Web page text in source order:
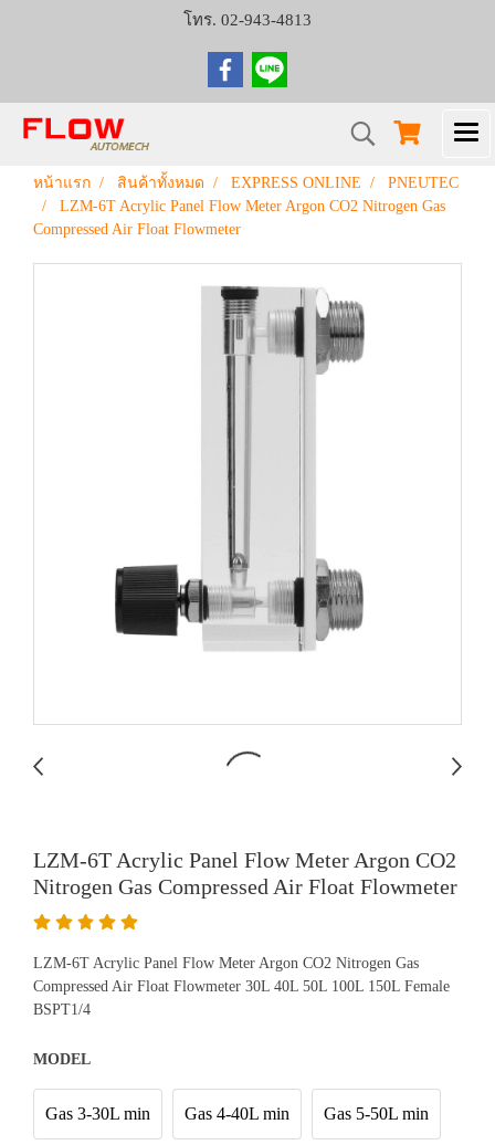
โทร. 02-943-4813
หน้าแรก สินค้าทั้งหมด EXPRESS ONLINE
PNEUTEC
LZM-6T Acrylic Panel Flow Meter Argon CO2 Nitrogen Gas
Compressed Air Float Flowmeter
LZM-6T Acrylic Panel Flow Meter Argon CO2
Nitrogen Gas Compressed Air Float Flowmeter
LZM-6T Acrylic Panel Flow Meter Argon CO2 Nitrogen Gas
Compressed Air Float Flowmeter 30L 40L 50L 100L 150L Female
BSPT1/4
MODEL
Gas 3-30L min Gas 4-40L min Gas 5-50L min